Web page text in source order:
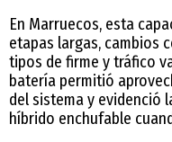
En Marruecos, esta
etapas largas, cambios
tipos de firme y tráfico
batería permitió
del sistema y evidenció
híbrido enchufable